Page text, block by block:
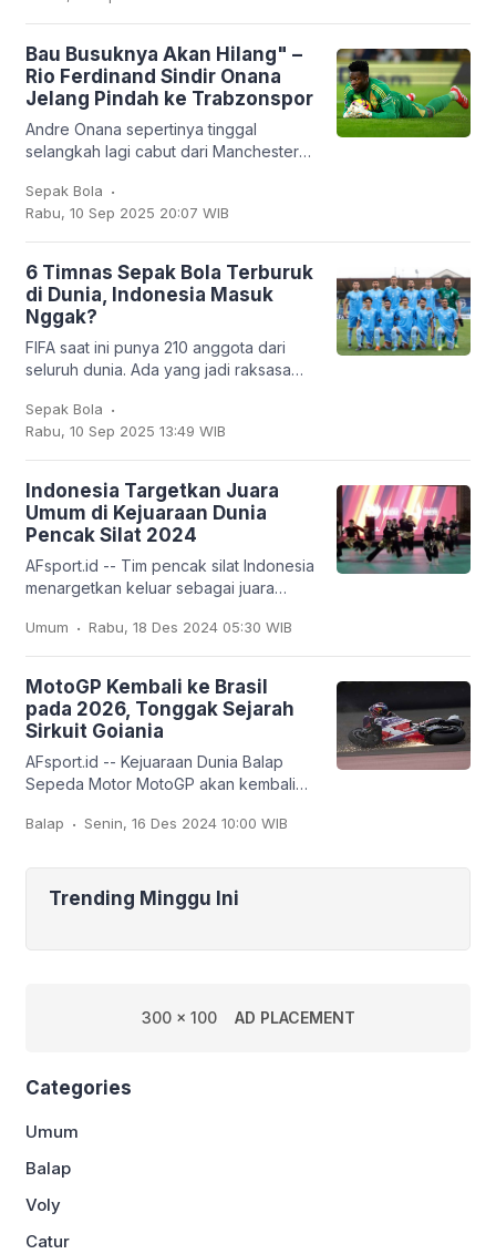
Bau Busuknya Akan Hilang" –
Rio Ferdinand Sindir Onana
Jelang Pindah ke Trabzonspor
Andre Onana sepertinya tinggal
selangkah lagi cabut dari Manchester
dipinjamkan ke klub Turki,
Trabzonspor. Dan
Sepak Bola .
Rabu, 10 Sep 2025 20:07 WIB
6 Timnas Sepak Bola Terburuk
di Dunia, Indonesia Masuk
Nggak?
FIFA saat ini punya 210 anggota dari
seluruh dunia. Ada yang jadi raksasa
Argentina, hingga Prancis, tapi ada juga
tim
Sepak Bola .
Rabu, 10 Sep 2025 13:49 WIB
Indonesia Targetkan Juara
Umum di Kejuaraan Dunia
Pencak Silat 2024
AFsport.id -- Tim pencak silat Indonesia
menargetkan keluar sebagai juara
Silat ke-20 dan Kejuaraan Dunia
Pencak Silat Junior
Umum . Rabu, 18 Des 2024 05:30 WIB
MotoGP Kembali ke Brasil
pada 2026, Tonggak Sejarah
Sirkuit Goiania
AFsport.id -- Kejuaraan Dunia Balap
Sepeda Motor MotoGP akan kembali
Senna di Brasil, pada tahun 2026
Balap . Senin, 16 Des 2024 10:00 WIB
Trending Minggu Ini
300 x 100 AD PLACEMENT
Categories
Umum
Balap
Voly
Catur